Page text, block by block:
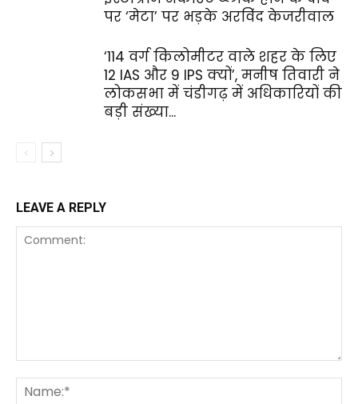
पर ‘मेटा’ पर भड़के अरविंद केजरीवाल
‘114 वर्ग किलोमीटर वाले शहर के लिए
12 IAS और 9 IPS क्यों’, मनीष तिवारी ने
लोकसभा में चंडीगढ़ में अधिकारियों की
बड़ी संख्या...
LEAVE A REPLY